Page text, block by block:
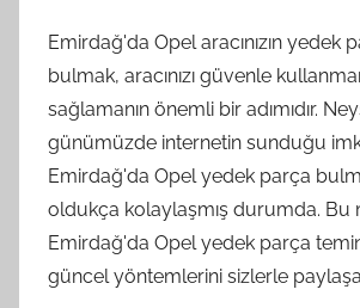
Emirdağ'da Opel aracınızın yedek
bulmak, aracınızı güvenle
sağlamanın önemli bir adımıdır.
günümüzde internetin sunduğu
Emirdağ'da Opel yedek parça
oldukça kolaylaşmış durumda. Bu
Emirdağ'da Opel yedek parça
güncel yöntemlerini sizlerle